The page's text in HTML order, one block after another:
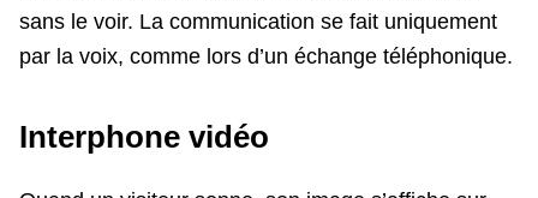
sans le voir. La communication se fait uniquement
par la voix, comme lors d’un échange téléphonique.
Interphone vidéo